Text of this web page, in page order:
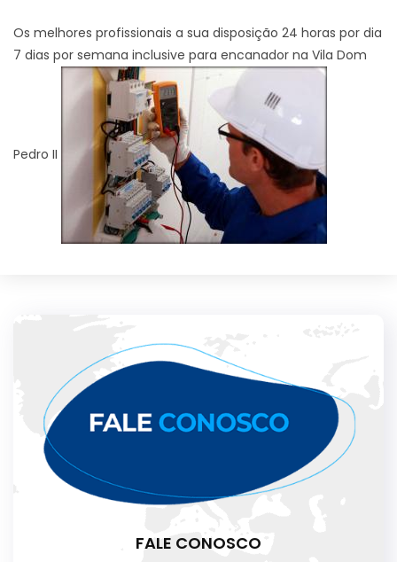
Os melhores profissionais a sua disposição 24 horas por dia
7 dias por semana inclusive para encanador na Vila Dom
Pedro II
FALE CONOSCO